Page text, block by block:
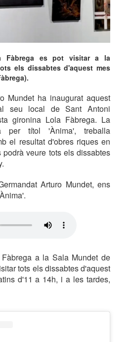
Fàbrega es pot visitar a la
els dissabtes d'aquest mes
Mundet ha inaugurat aquest
seu local de Sant Antoni
gironina Lola Fàbrega. La
per títol 'Ànima', treballa
el resultat d'obres riques en
veure tots els dissabtes
Arturo Mundet, ens
a la Sala Mundet de
tots els dissabtes d'aquest
d'11 a 14h, i a les tardes,